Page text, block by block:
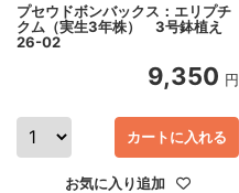
プセウドボンバックス：エリプチ
クム（実生3年株） 3号鉢植え
26-02
9,350 円
カートに入れる
お気に入り追加